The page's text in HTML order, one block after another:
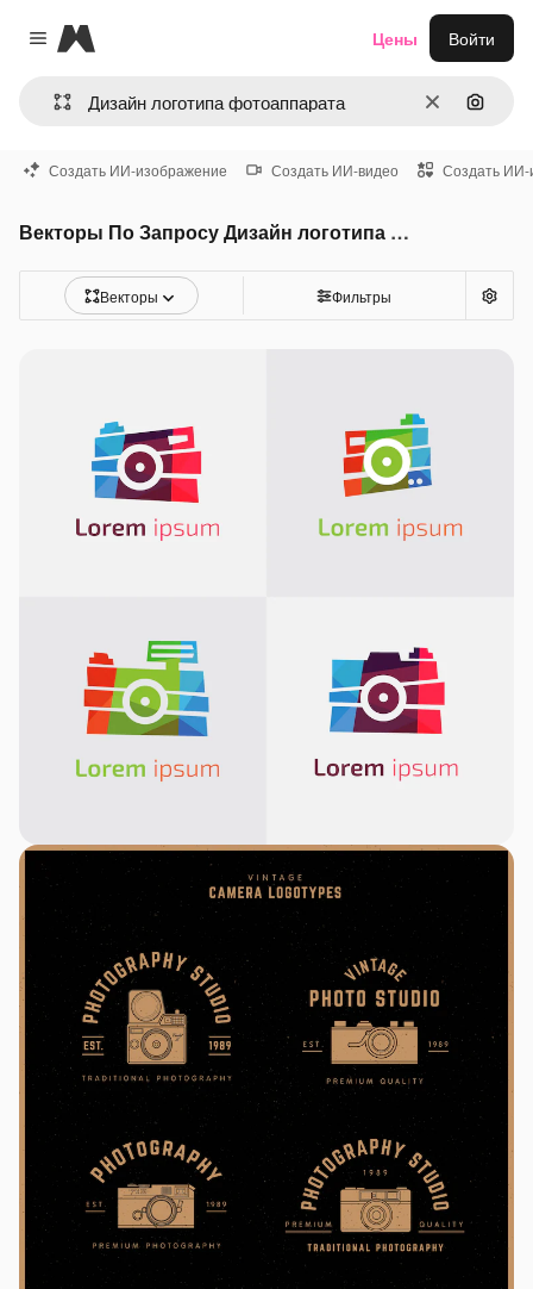
Close menu
Magnific
ОчиститьПоиск
Цены Войти
Создать ИИ-изображение Создать ИИ-видео Создать ИИ-
Векторы По Запросу Дизайн логотипа фотоаппарата
Векторы Фильтры